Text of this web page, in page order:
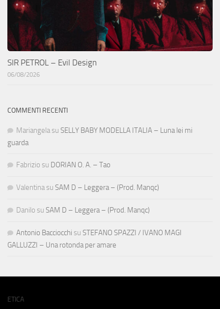
SIR PETROL – Evil Design
06/08/2026
COMMENTI RECENTI
Mariangela su SELLY BABY MODELLA ITALIA – Luna lei mi
guarda
Fabrizio su DORIAN O. A. – Tao
Valentina su SAM D – Leggera – (Prod. Manqc)
Danilo su SAM D – Leggera – (Prod. Manqc)
Antonio Bacciocchi su STEFANO SPAZZI / IVANO MAGI
GALLUZZI – Una rotonda per amare
ETICA